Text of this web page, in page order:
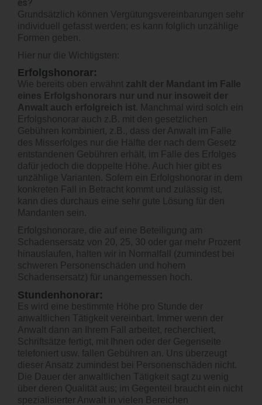
es?
Grundsätzlich können Vergütungsvereinbarungen sehr
individuell gefasst werden; es kann folglich unzählige
Formen geben.
Hier nur die Wichtigsten:
Erfolgshonorar:
Wie bereits oben erwähnt zahlt der Mandant im Falle
eines Erfolgshonorars nur und nur insoweit der
Anwalt auch erfolgreich ist. Manchmal wird solch ein
Erfolgshonorar auch z.B. mit den gesetzlichen
Gebühren kombiniert, z.B., dass der Anwalt im Falle
des Misserfolges nur die Hälfte der nach dem Gesetz
entstandenen Gebühren erhält, im Falle des Erfolges
dafür jedoch die doppelte Höhe. Auch hier gibt es
unzählige Varianten. Sofern ein Erfolgshonorar in dem
konkreten Fall in Betracht kommt und zulässig ist,
kann dies durchaus eine sehr gute Lösung für den
Mandanten sein.
Erfolgshonorare, die auf eine Beteiligung am
Schadensersatz von 20, 25, 30 oder gar mehr Prozent
hinauslaufen, halten wir in Normalfall (zumindest bei
schweren Personenschäden und hohem
Schadensersatz) für unangemessen hoch.
Stundenhonorar:
Es wird eine bestimmte Höhe pro Stunde der
anwaltlichen Tätigkeit vereinbart. Immer wenn der
Anwalt dann an Ihrem Fall arbeitet, recherchiert,
Schriftsätze fertigt, mit Ihnen oder der Gegenseite
telefoniert usw. fallen Gebühren an. Uns überzeugt
dieser Ansatz zumindest bei Personenschäden nicht.
Die Dauer der anwaltlichen Tätigkeit sagt zu wenig
über deren Qualität aus; im Gegenteil braucht ein nicht
spezialisierter Anwalt in vielen Bereichen